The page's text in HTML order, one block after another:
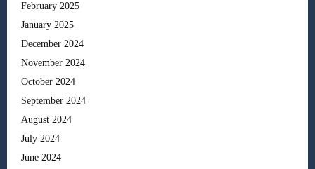
February 2025
January 2025
December 2024
November 2024
October 2024
September 2024
August 2024
July 2024
June 2024